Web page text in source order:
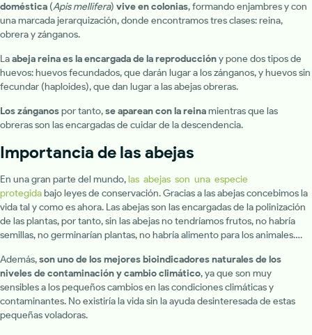
doméstica (Apis mellifera) vive en colonias, formando enjambres y con
una marcada jerarquización, donde encontramos tres clases: reina,
obrera y zánganos.
Laabeja reina es la encargada de la reproduccióny pone dos tipos de
huevos: huevos fecundados, que darán lugar a los zánganos, y huevos sin
fecundar (haploides), que dan lugar a las abejas obreras.
Los zánganospor tanto,se aparean con la reinamientras que las
obreras son las encargadas de cuidar de la descendencia.
Importancia de las abejas
En una gran parte del mundo,las abejas son una especie
protegidabajo leyes de conservación. Gracias a las abejas concebimos la
vida tal y como es ahora. Las abejas son las encargadas de la polinización
de las plantas, por tanto, sin las abejas no tendríamos frutos, no habría
semillas, no germinarían plantas, no habría alimento para los animales….
Además,son uno de los mejores bioindicadores naturales de los
niveles de contaminación y cambio climático, ya que son muy
sensibles a los pequeños cambios en las condiciones climáticas y
contaminantes. No existiría la vida sin la ayuda desinteresada de estas
pequeñas voladoras.